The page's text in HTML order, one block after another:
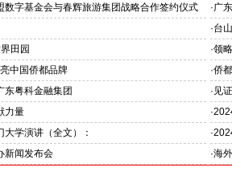
广东江门采访之二
--中
数字基金会与春辉旅游集团战略合作签约仪式 ·广
·台
田园 ·领
中国侨都品牌 ·侨
东粤科金融集团 · 见
力量 ·
学演讲（全文）： ·
新闻发布会 ·海